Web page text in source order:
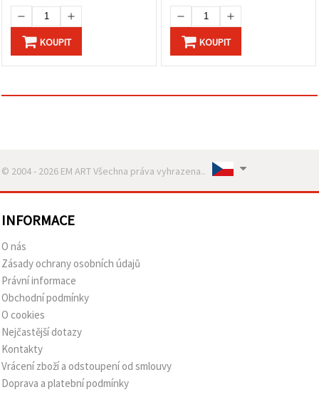
KOUPIT KOUPIT
© 2004 - 2026 EM ART Všechna práva vyhrazena..
INFORMACE
O nás
Zásady ochrany osobních údajů
Právní informace
Obchodní podmínky
O cookies
Nejčastější dotazy
Kontakty
Vrácení zboží a odstoupení od smlouvy
Doprava a platební podmínky